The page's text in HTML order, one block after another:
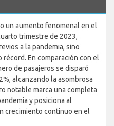
un aumento fenomenal en el
trimestre de 2023,
a la pandemia, sino
En comparación con el
de pasajeros se disparó
alcanzando la asombrosa
notable marca una completa
y posiciona al
crecimiento continuo en el